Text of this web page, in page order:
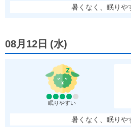
暑くなく、眠りや
08月12日 (水)
眠りやすい
暑くなく、眠りや